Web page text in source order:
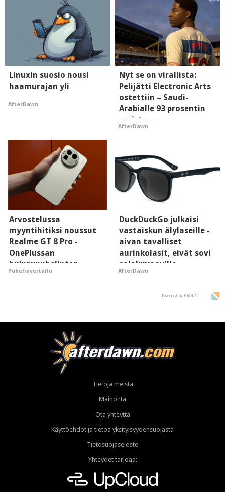
Linuxin suosio nousi
haamurajan yli
AfterDawn
Nyt se on virallista:
Pelijätti Electronic Arts
ostettiin – Saudi-
Arabialle 93 prosentin
omistus
AfterDawn
Arvostelussa
myyntihitiksi noussut
Realme GT 8 Pro -
OnePlussan
huippupuhelinten
"perillinen"
Puhelinvertailu
DuckDuckGo julkaisi
vastaiskun älylaseille -
aivan tavalliset
aurinkolasit, eivät sovi
salakuvaaville
hyypiöille
AfterDawn
Powered by HIGH.FI
Tietoja meistä
Mainonta
Ota yhteyttä
Käyttöehdot ja tietoa yksityisyydensuojasta
Tietosuojaseloste
Yhteydet tarjoaa: